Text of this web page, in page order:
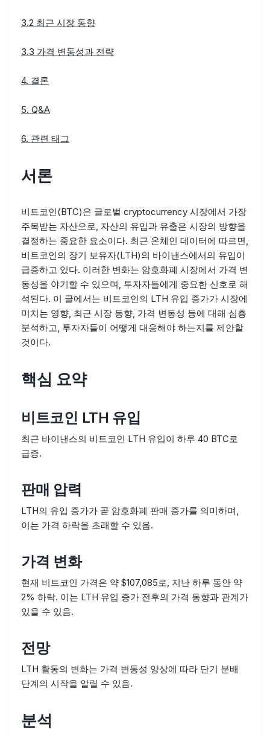
3.2 최근 시장 동향
3.3 가격 변동성과 전략
4. 결론
5. Q&A
6. 관련 태그
서론
비트코인(BTC)은 글로벌 cryptocurrency 시장에서 가장
주목받는 자산으로, 자산의 유입과 유출은 시장의 방향을
결정하는 중요한 요소이다. 최근 온체인 데이터에 따르면,
비트코인의 장기 보유자(LTH)의 바이낸스에서의 유입이
급증하고 있다. 이러한 변화는 암호화폐 시장에서 가격 변
동성을 야기할 수 있으며, 투자자들에게 중요한 신호로 해
석된다. 이 글에서는 비트코인의 LTH 유입 증가가 시장에
미치는 영향, 최근 시장 동향, 가격 변동성 등에 대해 심층
분석하고, 투자자들이 어떻게 대응해야 하는지를 제안할
것이다.
핵심 요약
비트코인 LTH 유입
최근 바이낸스의 비트코인 LTH 유입이 하루 40 BTC로
급증.
판매 압력
LTH의 유입 증가가 곧 암호화폐 판매 증가를 의미하며,
이는 가격 하락을 초래할 수 있음.
가격 변화
현재 비트코인 가격은 약 $107,085로, 지난 하루 동안 약
2% 하락. 이는 LTH 유입 증가 전후의 가격 동향과 관계가
있을 수 있음.
전망
LTH 활동의 변화는 가격 변동성 양상에 따라 단기 분배
단계의 시작을 알릴 수 있음.
분석